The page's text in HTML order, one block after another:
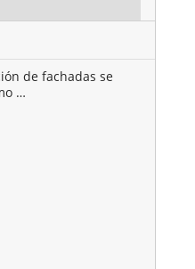
de fachadas se
…